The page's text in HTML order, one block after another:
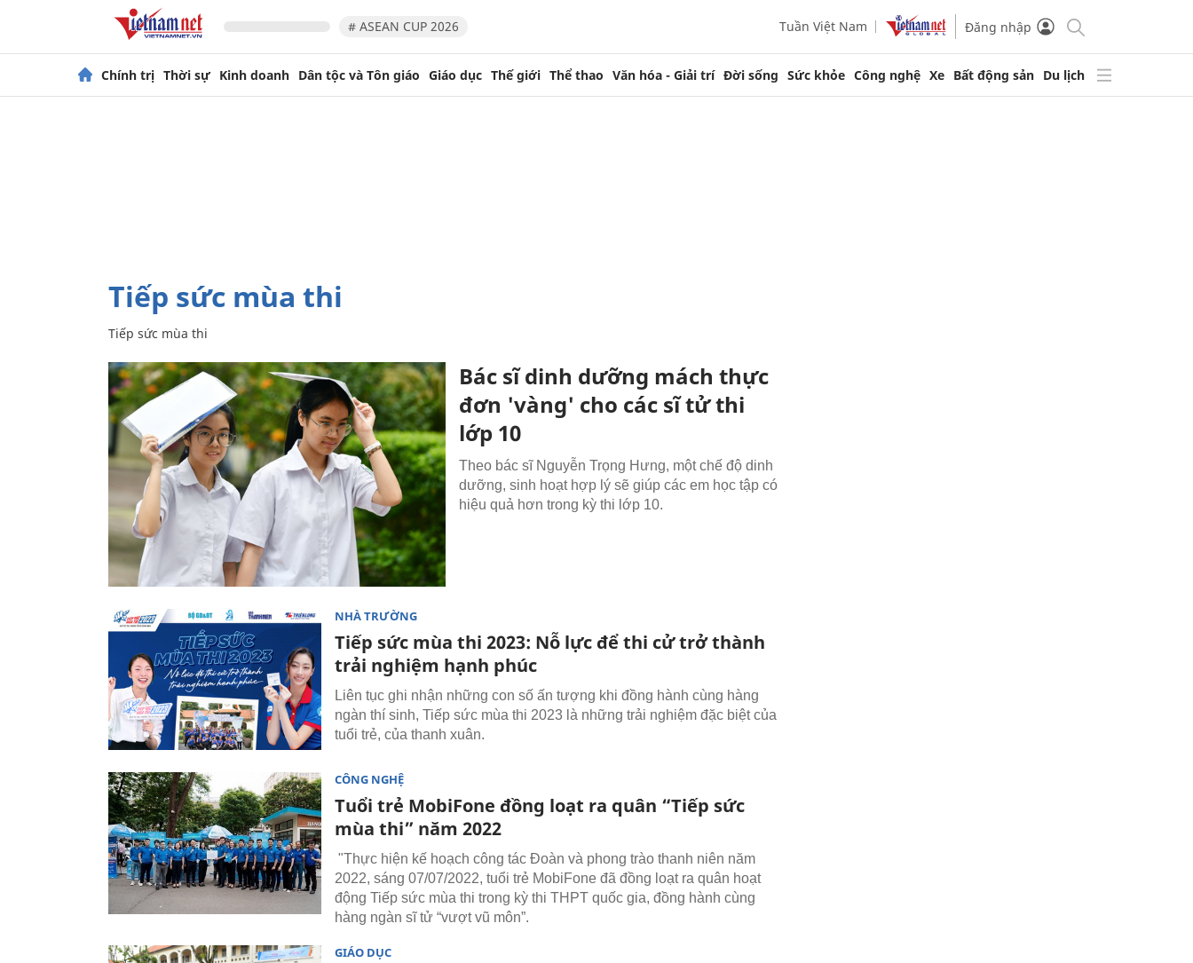
# ASEAN CUP 2026 Tuần Việt Nam Đăng nhập
Chính trị Thời sự Kinh doanh Dân tộc và Tôn giáo Giáo dục Thế giới Thể thao Văn hóa - Giải trí Đời sống Sức khỏe Công nghệ Xe Bất động sản Du lịch
Tiếp sức mùa thi
Tiếp sức mùa thi
Bác sĩ dinh dưỡng mách thực
đơn 'vàng' cho các sĩ tử thi
lớp 10
Theo bác sĩ Nguyễn Trọng Hưng, một chế độ dinh
dưỡng, sinh hoạt hợp lý sẽ giúp các em học tập có
hiệu quả hơn trong kỳ thi lớp 10.
NHÀ TRƯỜNG
Tiếp sức mùa thi 2023: Nỗ lực để thi cử trở thành
trải nghiệm hạnh phúc
Liên tục ghi nhận những con số ấn tượng khi đồng hành cùng hàng
ngàn thí sinh, Tiếp sức mùa thi 2023 là những trải nghiệm đặc biệt của
tuổi trẻ, của thanh xuân.
CÔNG NGHỆ
Tuổi trẻ MobiFone đồng loạt ra quân “Tiếp sức
mùa thi” năm 2022
"Thực hiện kế hoạch công tác Đoàn và phong trào thanh niên năm
2022, sáng 07/07/2022, tuổi trẻ MobiFone đã đồng loạt ra quân hoạt
động Tiếp sức mùa thi trong kỳ thi THPT quốc gia, đồng hành cùng
hàng ngàn sĩ tử “vượt vũ môn”.
GIÁO DỤC